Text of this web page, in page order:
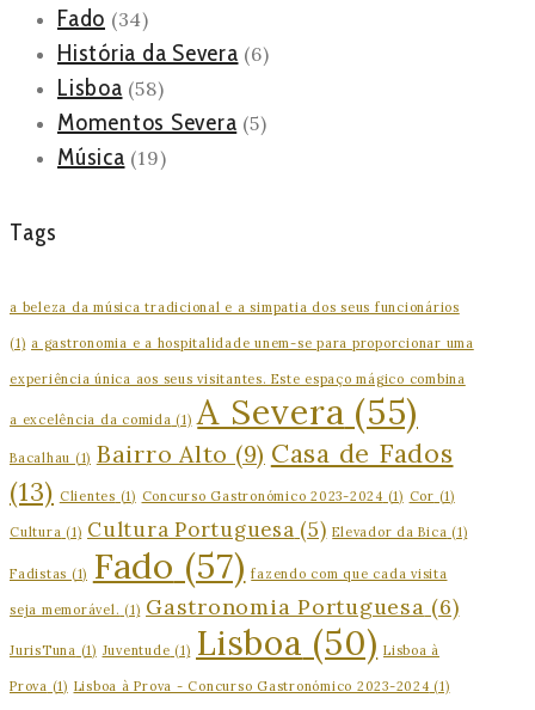
Fado (34)
História da Severa (6)
Lisboa (58)
Momentos Severa (5)
Música (19)
Tags
a beleza da música tradicional e a simpatia dos seus funcionários
(1) a gastronomia e a hospitalidade unem-se para proporcionar uma
experiência única aos seus visitantes. Este espaço mágico combina
a excelência da comida (1) A Severa (55)
Bacalhau (1) Bairro Alto (9) Casa de Fados
(13) Clientes (1) Concurso Gastronómico 2023-2024 (1) Cor (1)
Cultura (1) Cultura Portuguesa (5) Elevador da Bica (1)
Fadistas (1) Fado (57) fazendo com que cada visita
seja memorável. (1) Gastronomia Portuguesa (6)
JurisTuna (1) Juventude (1) Lisboa (50) Lisboa à
Prova (1) Lisboa à Prova - Concurso Gastronómico 2023-2024 (1)